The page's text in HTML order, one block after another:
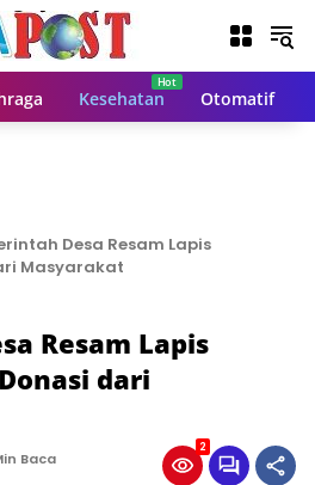
Kesehatan Otomatif
Desa Resam Lapis
Masyarakat
Resam Lapis
dari
Baca
2